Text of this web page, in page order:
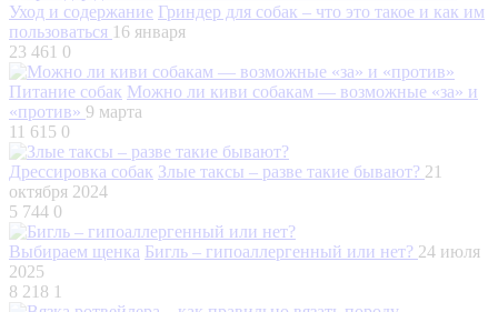
Уход и содержание Гриндер для собак – что это такое и как им
пользоваться 16 января
23 461 0
Питание собак Можно ли киви собакам — возможные «за» и
«против» 9 марта
11 615 0
Дрессировка собак Злые таксы – разве такие бывают? 21
октября 2024
5 744 0
Выбираем щенка Бигль – гипоаллергенный или нет? 24 июля
2025
8 218 1